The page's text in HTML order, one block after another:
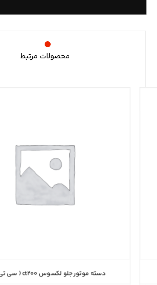
محصولات مرتبط
دسته موتور جلو لکسوس ct۲۰۰ ( سی تی ۲۰۰ )